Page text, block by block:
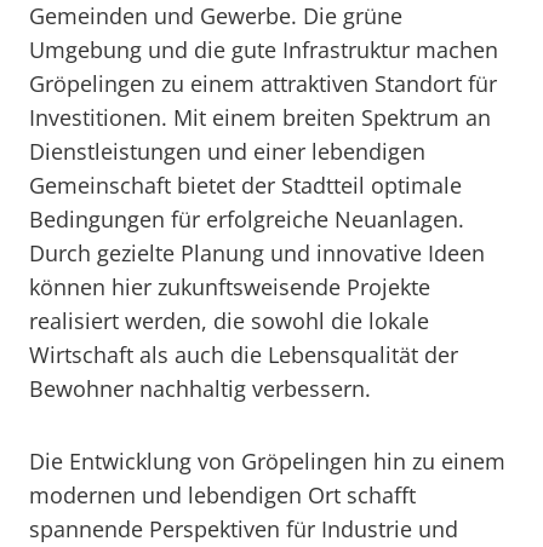
Gemeinden und Gewerbe. Die grüne
Umgebung und die gute Infrastruktur machen
Gröpelingen zu einem attraktiven Standort für
Investitionen. Mit einem breiten Spektrum an
Dienstleistungen und einer lebendigen
Gemeinschaft bietet der Stadtteil optimale
Bedingungen für erfolgreiche Neuanlagen.
Durch gezielte Planung und innovative Ideen
können hier zukunftsweisende Projekte
realisiert werden, die sowohl die lokale
Wirtschaft als auch die Lebensqualität der
Bewohner nachhaltig verbessern.
Die Entwicklung von Gröpelingen hin zu einem
modernen und lebendigen Ort schafft
spannende Perspektiven für Industrie und